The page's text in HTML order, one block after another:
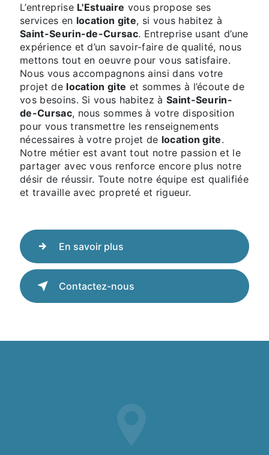
L’entreprise L'Estuaire vous propose ses
services en location gite, si vous habitez à
Saint-Seurin-de-Cursac. Entreprise usant d’une
expérience et d’un savoir-faire de qualité, nous
mettons tout en oeuvre pour vous satisfaire.
Nous vous accompagnons ainsi dans votre
projet de location gite et sommes à l’écoute de
vos besoins. Si vous habitez à Saint-Seurin-
de-Cursac, nous sommes à votre disposition
pour vous transmettre les renseignements
nécessaires à votre projet de location gite.
Notre métier est avant tout notre passion et le
partager avec vous renforce encore plus notre
désir de réussir. Toute notre équipe est qualifiée
et travaille avec propreté et rigueur.
En savoir plus
Contactez-nous